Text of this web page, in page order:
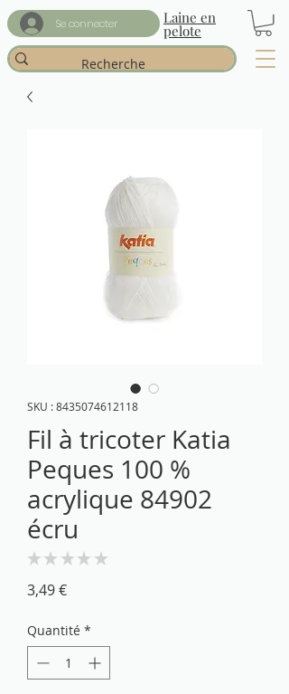
Se connecter Laine en
pelote
SKU : 8435074612118
Fil à tricoter Katia
Peques 100 %
acrylique 84902
écru
★ ★ ★ ★ ★
3,49 €Prix
Quantité *